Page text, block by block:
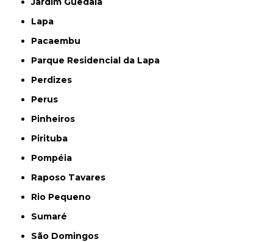
Lapa
Pacaembu
Parque Residencial da Lapa
Perdizes
Perus
Pinheiros
Pirituba
Pompéia
Raposo Tavares
Rio Pequeno
Sumaré
São Domingos